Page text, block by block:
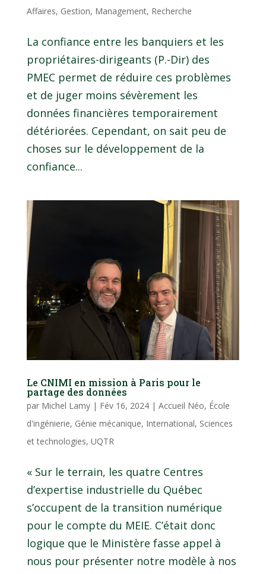
Affaires, Gestion, Management, Recherche
La confiance entre les banquiers et les
propriétaires-dirigeants (P.-Dir) des
PMEC permet de réduire ces problèmes
et de juger moins sévèrement les
données financières temporairement
détériorées. Cependant, on sait peu de
choses sur le développement de la
confiance...
Le CNIMI en mission à Paris pour le
partage des données
par Michel Lamy| Fév 16, 2024| Accueil Néo, École
d'ingénierie, Génie mécanique, International, Sciences
et technologies, UQTR
« Sur le terrain, les quatre Centres
d’expertise industrielle du Québec
s’occupent de la transition numérique
pour le compte du MEIE. C’était donc
logique que le Ministère fasse appel à
nous pour présenter notre modèle à nos